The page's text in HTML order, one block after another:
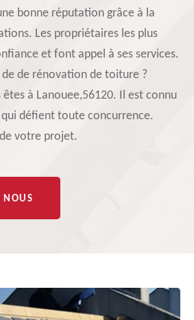
bonne réputation grâce à la
Les propriétaires les plus
et font appel à ses services.
de rénovation de toiture ?
à Lanouee,56120. Il est connu
défient toute concurrence.
votre projet.
NOUS